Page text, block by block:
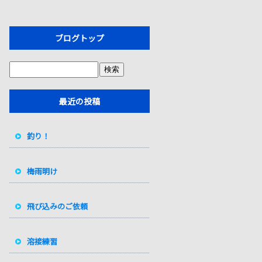
ブログトップ
最近の投稿
釣り！
梅雨明け
飛び込みのご依頼
溶接練習